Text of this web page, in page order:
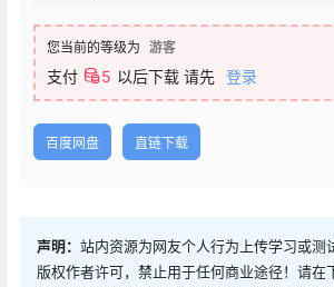
您当前的等级为 游客
支付 5 以后下载 请先 登录
百度网盘 直链下载
声明： 站内资源为网友个人行为上传学习或测
版权作者许可，禁止用于任何商业途径！请在